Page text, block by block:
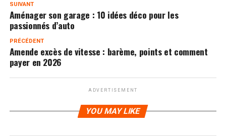
SUIVANT
Aménager son garage : 10 idées déco pour les
passionnés d’auto
PRÉCÉDENT
Amende excès de vitesse : barème, points et comment
payer en 2026
ADVERTISEMENT
YOU MAY LIKE